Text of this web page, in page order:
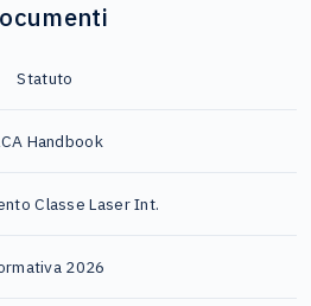
Statuto
Handbook
Classe Laser Int.
2026